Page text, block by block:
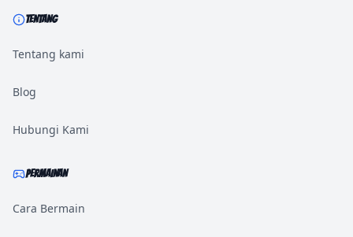
TENTANG
Tentang kami
Blog
Hubungi Kami
PERMAINAN
Cara Bermain